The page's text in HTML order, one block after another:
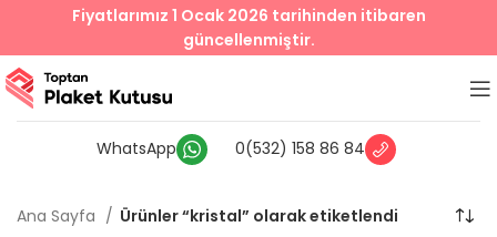
WhatsApp 0(532) 158 86 84
Ana Sayfa Ürünler “kristal” olarak etiketlendi
Fiyatlarımız 1 Ocak 2026 tarihinden itibaren
güncellenmiştir.